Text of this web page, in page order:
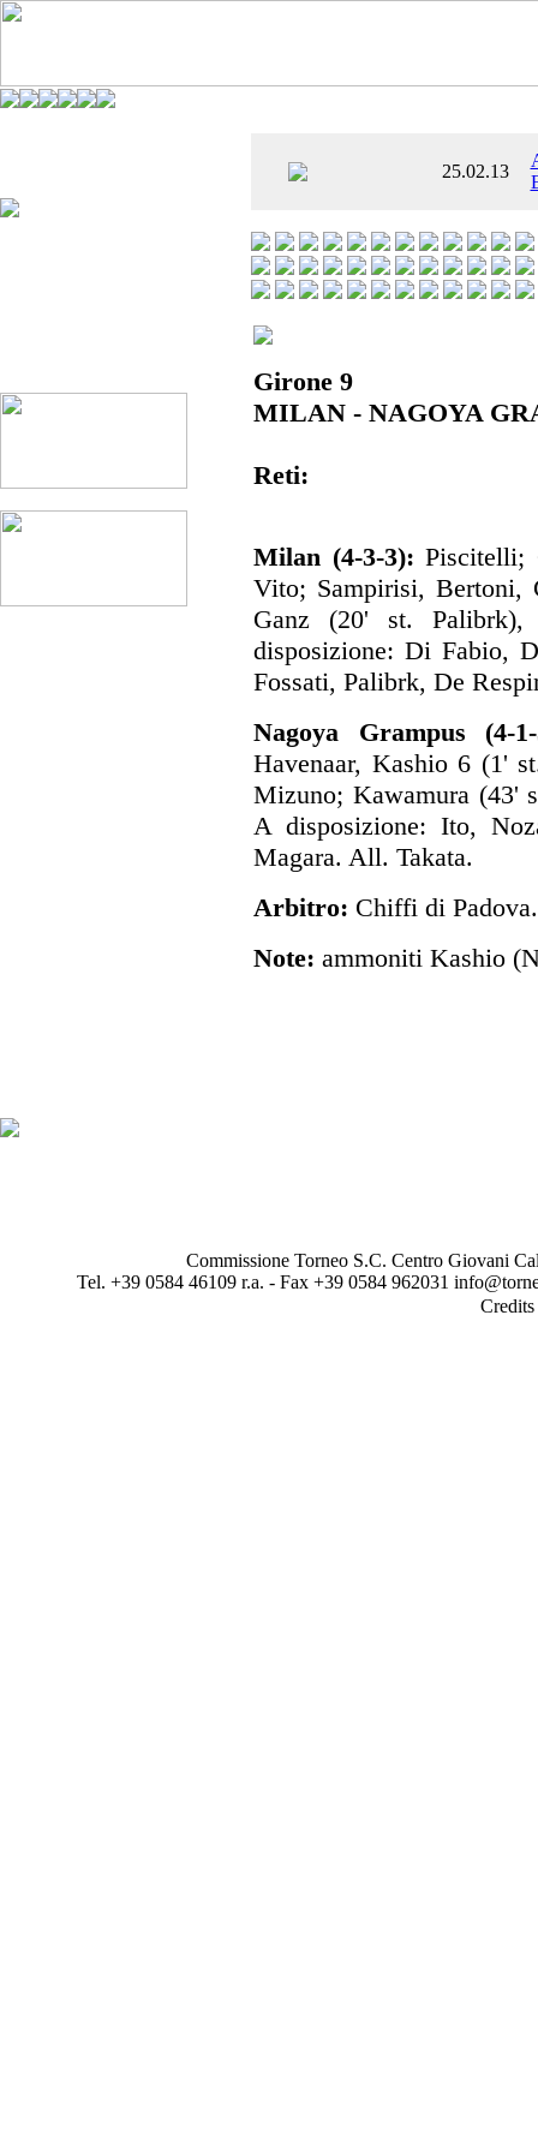
25.02.13
Girone 9
MILAN - NAGOYA
Reti:
Milan (4-3-3): Piscitelli;
Vito; Sampirisi, Bertoni,
Ganz (20' st. Palibrk),
disposizione: Di Fabio,
Fossati, Palibrk, De
Nagoya Grampus (4-
Havenaar, Kashio 6 (1'
Mizuno; Kawamura (43'
A disposizione: Ito,
Magara. All. Takata.
Arbitro: Chiffi di Padova.
Note: ammoniti Kashio
Commissione Torneo S.C. Centro Giovani
Tel. +39 0584 46109 r.a. - Fax +39 0584 962031
Credits